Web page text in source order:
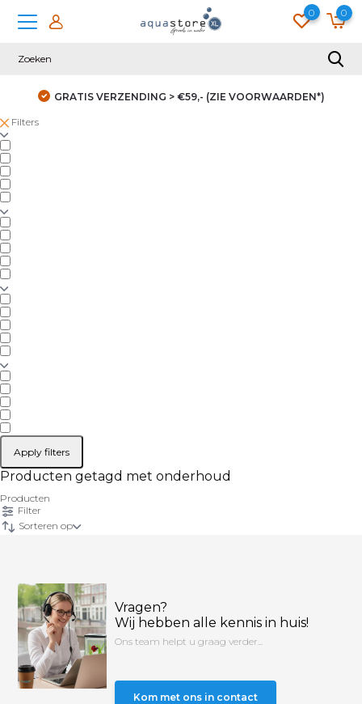
0 0
GRATIS VERZENDING > €59,- (ZIE VOORWAARDEN*)
Filters
Apply filters
Producten getagd met onderhoud
Producten
Filter
Sorteren op
Vragen?
Wij hebben alle kennis in huis!
Ons team helpt u graag verder...
Kom met ons in contact